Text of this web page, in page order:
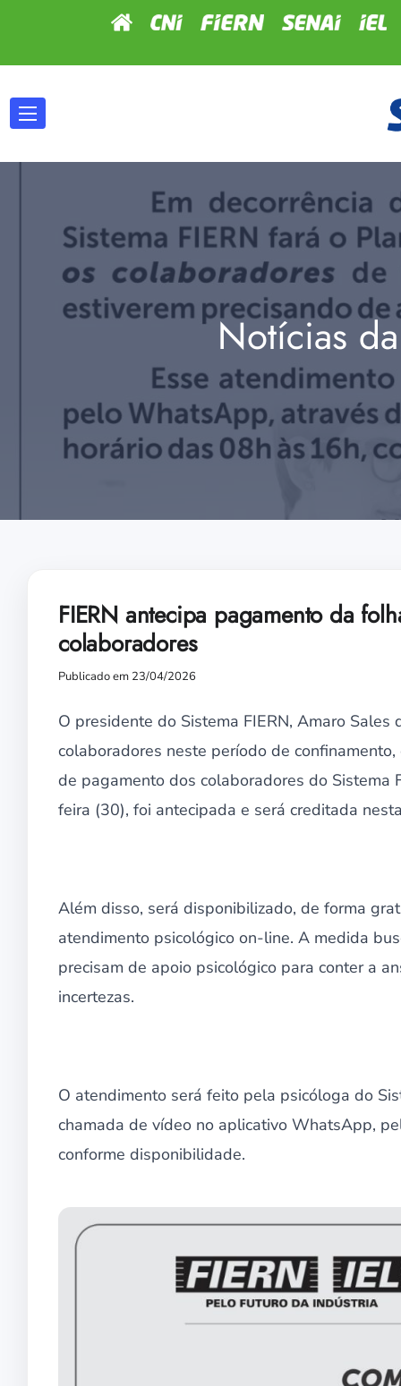
Notícias
​FIERN antecipa pagamento da
colaboradores
Publicado em 23/04/2026
O presidente do Sistema FIERN, Amaro
colaboradores neste período de
de pagamento dos colaboradores do Sistema
feira (30), foi antecipada e será creditada
Além disso, será disponibilizado, de forma
atendimento psicológico on-line. A medida
precisam de apoio psicológico para conter a
incertezas.
O atendimento será feito pela psicóloga do
chamada de vídeo no aplicativo WhatsApp,
conforme disponibilidade.